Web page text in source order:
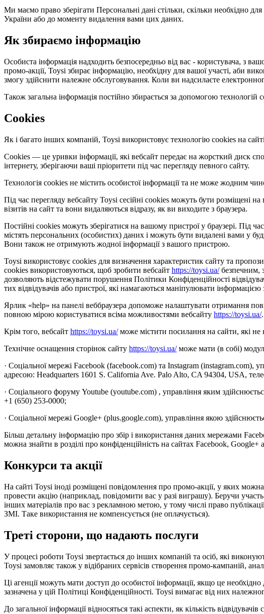
Ми маємо право зберігати Персональні дані стільки, скільки необхідно
України або до моменту видалення вами цих даних.
Як збираємо інформацію
Особиста інформація надходить безпосередньо від вас - користувача, з
промо-акції, Toysi збирає інформацію, необхідну для вашої участі, аби
змогу здійснити належне обслуговування. Коли ви надсилаєте
Також загальна інформація постійно збирається за допомогою технологій
Cookies
Як і багато інших компаній, Toysi використовує технологію cookies на
Cookies — це уривки інформації, які вебсайт передає на жорсткий диск
інтернету, зберігаючи ваші пріоритети під час перегляду певного сайту.
Технологія cookies не містить особистої інформації та не може жодним
Під час перегляду вебсайту Toysi сесійні cookies можуть бути розміщені
візитів на сайт та вони видаляються відразу, як ви виходите з браузера.
Постійні cookies можуть зберігатися на вашому пристрої у браузері. Під
містять персональних (особистих) даних і можуть бути видалені вами у
Вони також не отримують жодної інформації з вашого пристрою.
Toysi використовує cookies для визначення характеристик сайту та
cookies використовуються, щоб зробити вебсайт https://toysi.ua/безпечним,
дозволяють відстежувати порушення Політики Конфіденційності
тих відвідувачів або пристрої, які намагаються маніпулювати інформацією
Ярлик «help» на панелі веббраузера допоможе налаштувати отримання
повною мірою користуватися всіма можливостями вебсайту https://toysi.ua/
Крім того, вебсайт https://toysi.ua/може містити посилання на сайти, які не
Технічне оснащення сторінок сайту https://toysi.ua/може мати (в собі)
· Соціальної мережі Facebook (facebook.com) та Instagram (instagram.com),
адресою: Headquarters 1601 S. California Ave. Palo Alto, CA 94304, USA,
· Соціального форуму Youtube (youtube.com) , управління яким
+1 (650) 253-0000;
· Соціальної мережі Google+ (plus.google.com), управління якою
Більш детальну інформацію про збір і використання даних мережами
можна знайти в розділі про конфіденційність на сайтах Facebook, Google+
Конкурси та акції
На сайті Toysi іноді розміщені повідомлення про промо-акції, у яких
провести акцію (наприклад, повідомити вас у разі виграшу). Беручи
інших матеріалів про вас з рекламною метою, у тому числі право
ЗМІ. Таке використання не компенсується (не оплачується).
Треті сторони, що надають послуги
У процесі роботи Toysi звертається до інших компаній та осіб, які
Toysi замовляє також у відібраних сервісів створення промо-кампаній,
Ці агенції можуть мати доступ до особистої інформації, якщо це
зазначена у цій Політиці Конфіденційності. Toysi вимагає від них
До загальної інформації відносяться такі аспекти, як кількість